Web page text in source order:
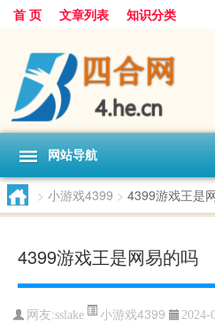
首 页 文章列表 知识分类
网站导航
> 小游戏4399 > 4399游戏王是
4399游戏王是网易的吗
网友:sslake 小游戏4399 2024-